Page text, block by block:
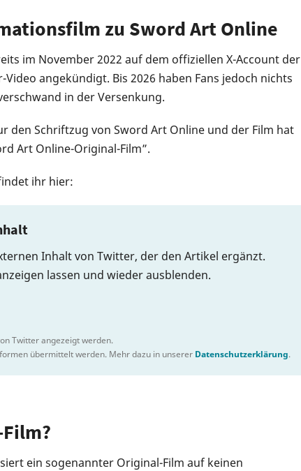
zu Sword Art Online
im November 2022 auf dem offiziellen X-Account der
angekündigt. Bis 2026 haben Fans jedoch nichts
in der Versenkung.
den Schriftzug von Sword Art Online und der Film hat
Art Online-Original-Film”.
ihr hier:
Inhalt von Twitter, der den Artikel ergänzt.
lassen und wieder ausblenden.
Twitter angezeigt werden.
übermittelt werden. Mehr dazu in unserer Datenschutzerklärung.
ein sogenannter Original-Film auf keinen